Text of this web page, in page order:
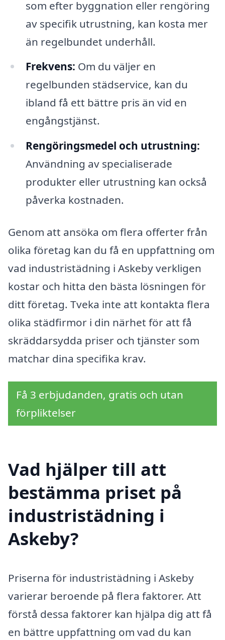
som efter byggnation eller rengöring
av specifik utrustning, kan kosta mer
än regelbundet underhåll.
Frekvens: Om du väljer en
regelbunden städservice, kan du
ibland få ett bättre pris än vid en
engångstjänst.
Rengöringsmedel och utrustning:
Användning av specialiserade
produkter eller utrustning kan också
påverka kostnaden.
Genom att ansöka om flera offerter från
olika företag kan du få en uppfattning om
vad industristädning i Askeby verkligen
kostar och hitta den bästa lösningen för
ditt företag. Tveka inte att kontakta flera
olika städfirmor i din närhet för att få
skräddarsydda priser och tjänster som
matchar dina specifika krav.
Få 3 erbjudanden, gratis och utan
förpliktelser
Vad hjälper till att
bestämma priset på
industristädning i
Askeby?
Priserna för industristädning i Askeby
varierar beroende på flera faktorer. Att
förstå dessa faktorer kan hjälpa dig att få
en bättre uppfattning om vad du kan